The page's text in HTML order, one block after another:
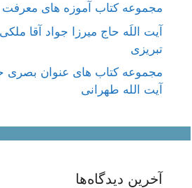
مجموعه کتاب آموزه های معرفت
آیت اللَه حاج میرزا جواد آقا ملکی
تبریزی
مجموعه کتاب های عنوان
آیت الله طهرانی
آخرین دیدگاه‌ها